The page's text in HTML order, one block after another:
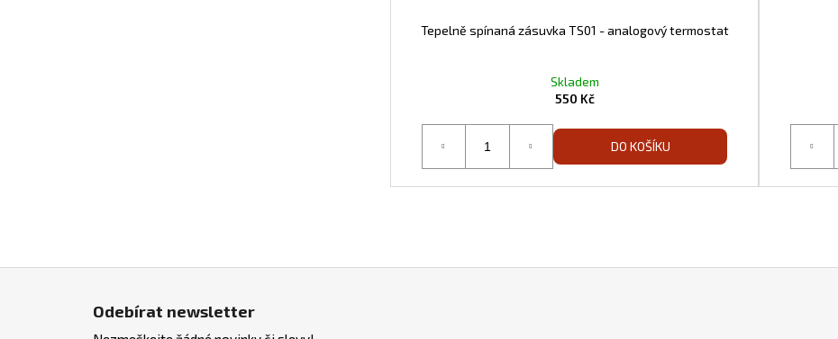
Tepelně spínaná zásuvka TS01 - analogový termostat
Skladem
550 Kč
DO KOŠÍKU
Odebírat newsletter